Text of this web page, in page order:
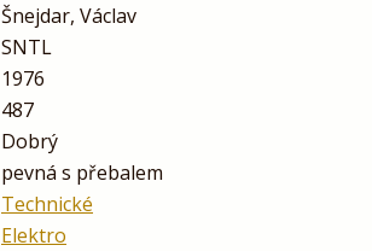
Šnejdar, Václav
SNTL
1976
487
Dobrý
pevná s přebalem
Technické
Elektro